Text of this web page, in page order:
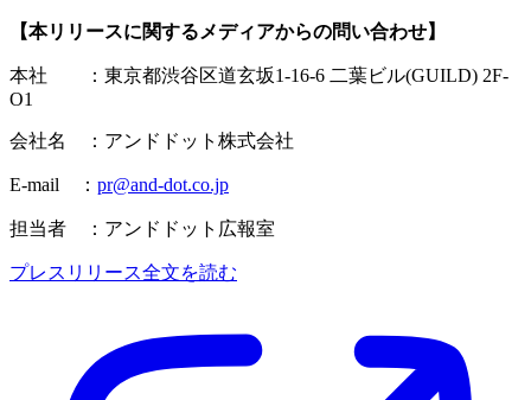
【本リリースに関するメディアからの問い合わせ】
本社 ：東京都渋谷区道玄坂1-16-6 二葉ビル(GUILD) 2F-
O1
会社名 ：アンドドット株式会社
E-mail ： pr@and-dot.co.jp
担当者 ：アンドドット広報室
プレスリリース全文を読む